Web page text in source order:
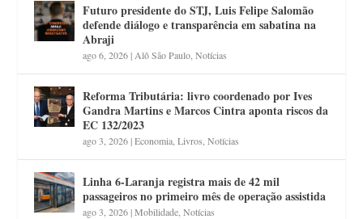
Futuro presidente do STJ, Luis Felipe Salomão
defende diálogo e transparência em sabatina na
Abraji
ago 6, 2026| Alô São Paulo ,Notícias
Reforma Tributária: livro coordenado por Ives
Gandra Martins e Marcos Cintra aponta riscos da
EC 132/2023
ago 3, 2026|Economia ,Livros ,Notícias
Linha 6-Laranja registra mais de 42 mil
passageiros no primeiro mês de operação assistida
ago 3, 2026|Mobilidade ,Notícias